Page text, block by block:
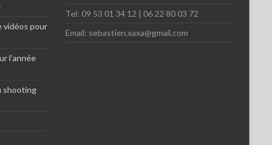
vidéos pour
l’année
shooting
Tel: 09 53 01 34 12 | 06 22 80 03 72
Email: sebastien.xaxa@gmail.com